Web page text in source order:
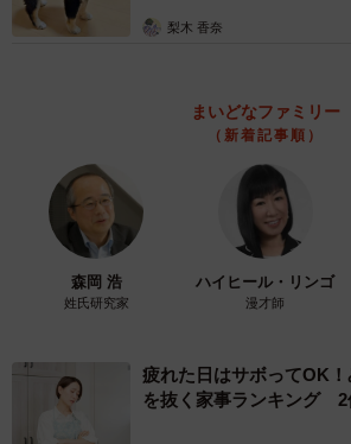
分食べました」
梨木 香奈
まいどなファミリー
（新着記事順）
森岡 浩
姓氏研究家
ハイヒール・リンゴ
漫才師
疲れた日はサボってOK
を抜く家事ランキング 2